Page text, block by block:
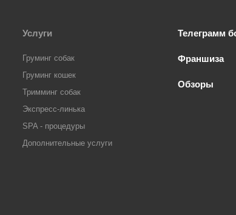
Услуги
Груминг собак
Груминг кошек
Тримминг собак
Экспресс-линька
SPA - процедуры
Дополнительные услуги
Телеграмм
Франшиза
Обзоры